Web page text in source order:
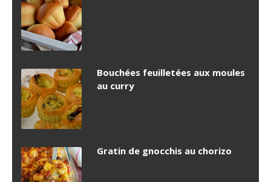
Bouchées feuilletées aux moules
au curry
Gratin de gnocchis au chorizo